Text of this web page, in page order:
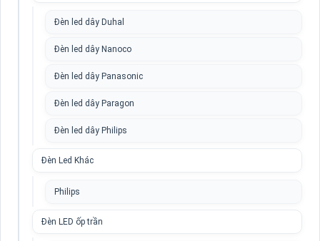
Đèn led dây Duhal
Đèn led dây Nanoco
Đèn led dây Panasonic
Đèn led dây Paragon
Đèn led dây Philips
Đèn Led Khác
Philips
Đèn LED ốp trần